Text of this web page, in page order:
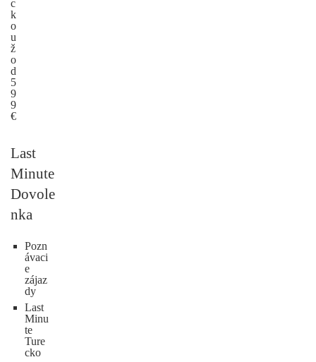
c
k
o
u
ž
o
d
5
9
9
€
Last
Minute
Dovole
nka
Pozn
ávaci
e
zájaz
dy
Last
Minu
te
Ture
cko